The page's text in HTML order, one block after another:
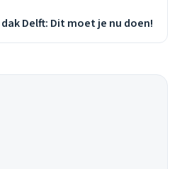
Delft: Dit moet je nu doen!